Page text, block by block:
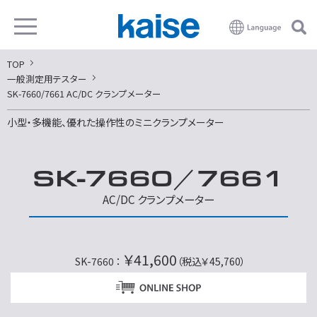
TOP
一般測定用テスター
SK-7660/7661 AC/DC クランプメーター
小型・多機能、優れた操作性のミニクランプメーター
SK-7660／7661
AC/DC クランプメーター
SK-7660 ： ￥41,600 （税込￥45,760）